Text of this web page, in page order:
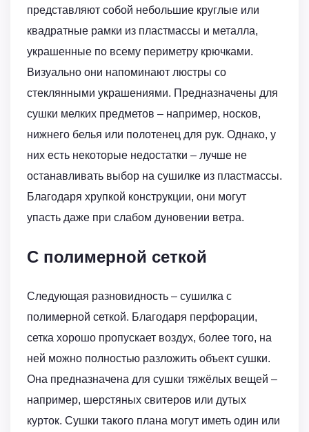
представляют собой небольшие круглые или
квадратные рамки из пластмассы и металла,
украшенные по всему периметру крючками.
Визуально они напоминают люстры со
стеклянными украшениями. Предназначены для
сушки мелких предметов – например, носков,
нижнего белья или полотенец для рук. Однако, у
них есть некоторые недостатки – лучше не
останавливать выбор на сушилке из пластмассы.
Благодаря хрупкой конструкции, они могут
упасть даже при слабом дуновении ветра.
С полимерной сеткой
Следующая разновидность – сушилка с
полимерной сеткой. Благодаря перфорации,
сетка хорошо пропускает воздух, более того, на
ней можно полностью разложить объект сушки.
Она предназначена для сушки тяжёлых вещей –
например, шерстяных свитеров или дутых
курток. Сушки такого плана могут иметь один или